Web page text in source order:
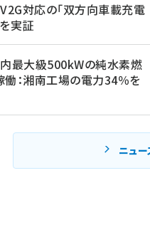
対応の「双方向車載充電
実証
最大級500kWの純水素燃
：湘南工場の電力34％を
ニュ